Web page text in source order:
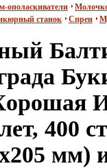
ополаскиватели
станок Спреи
400
мм)